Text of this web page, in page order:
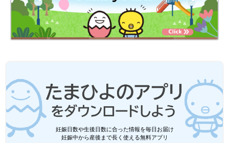
妊娠日数や生後日数に合った情報を毎日お届け
妊娠中から産後まで長く使える無料アプリ